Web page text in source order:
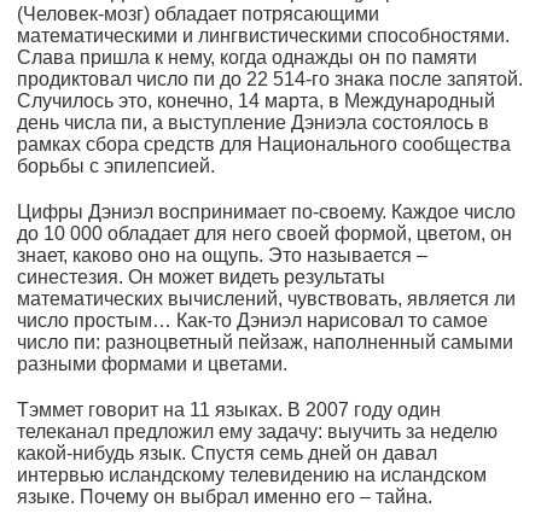
(Человек-мозг) обладает потрясающими
математическими и лингвистическими способностями.
Слава пришла к нему, когда однажды он по памяти
продиктовал число пи до 22 514-го знака после запятой.
Случилось это, конечно, 14 марта, в Международный
день числа пи, а выступление Дэниэла состоялось в
рамках сбора средств для Национального сообщества
борьбы с эпилепсией.
Цифры Дэниэл воспринимает по-своему. Каждое число
до 10 000 обладает для него своей формой, цветом, он
знает, каково оно на ощупь. Это называется –
синестезия. Он может видеть результаты
математических вычислений, чувствовать, является ли
число простым… Как-то Дэниэл нарисовал то самое
число пи: разноцветный пейзаж, наполненный самыми
разными формами и цветами.
Тэммет говорит на 11 языках. В 2007 году один
телеканал предложил ему задачу: выучить за неделю
какой-нибудь язык. Спустя семь дней он давал
интервью исландскому телевидению на исландском
языке. Почему он выбрал именно его – тайна.